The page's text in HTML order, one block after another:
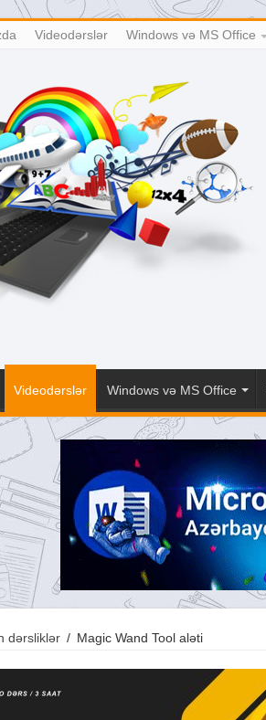
Videodərslər Windows və MS Office
Videodərslər Windows və MS Office
dərsliklər / Magic Wand Tool aləti